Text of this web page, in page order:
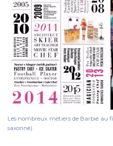
Les nombreux métiers de Barbie au
saxonne).